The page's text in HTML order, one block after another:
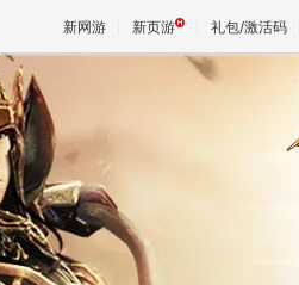
新网游 新页游 礼包/激活码